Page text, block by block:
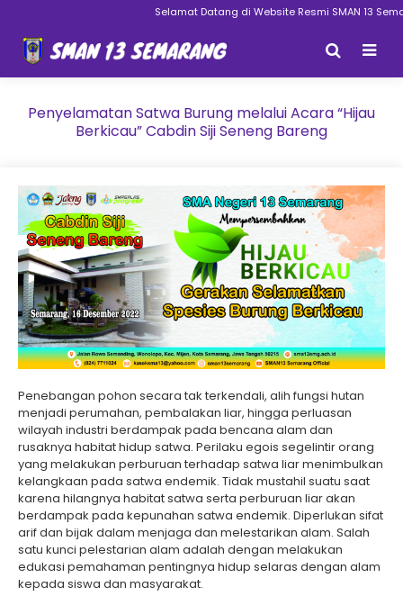
Selamat Datang di Website Resmi SMAN 13
Penyelamatan Satwa Burung melalui Acara “Hijau
Berkicau” Cabdin Siji Seneng Bareng
Penebangan pohon secara tak terkendali, alih fungsi hutan
menjadi perumahan, pembalakan liar, hingga perluasan
wilayah industri berdampak pada bencana alam dan
rusaknya habitat hidup satwa. Perilaku egois segelintir orang
yang melakukan perburuan terhadap satwa liar menimbulkan
kelangkaan pada satwa endemik. Tidak mustahil suatu saat
karena hilangnya habitat satwa serta perburuan liar akan
berdampak pada kepunahan satwa endemik. Diperlukan sifat
arif dan bijak dalam menjaga dan melestarikan alam. Salah
satu kunci pelestarian alam adalah dengan melakukan
edukasi pemahaman pentingnya hidup selaras dengan alam
kepada siswa dan masyarakat.